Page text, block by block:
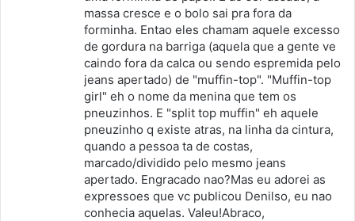
massa cresce e o bolo sai pra fora da
forminha. Entao eles chamam aquele excesso
de gordura na barriga (aquela que a gente ve
caindo fora da calca ou sendo espremida pelo
jeans apertado) de "muffin-top". "Muffin-top
girl" eh o nome da menina que tem os
pneuzinhos. E "split top muffin" eh aquele
pneuzinho q existe atras, na linha da cintura,
quando a pessoa ta de costas,
marcado/dividido pelo mesmo jeans
apertado. Engracado nao?Mas eu adorei as
expressoes que vc publicou Denilso, eu nao
conhecia aquelas. Valeu!Abraco,